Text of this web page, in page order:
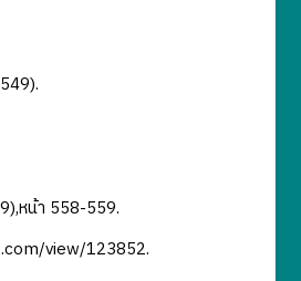
หน้า 558-559.
view/123852.